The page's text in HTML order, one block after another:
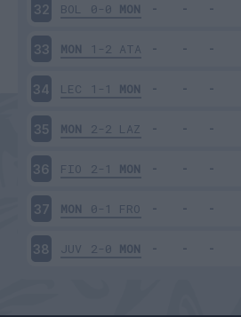
32 BOL 0-0 MON
33 MON 1-2 ATA
34 LEC 1-1 MON
35 MON 2-2 LAZ
36 FIO 2-1 MON
37 MON 0-1 FRO
38 JUV 2-0 MON